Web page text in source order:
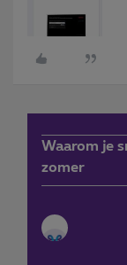
Waarom je
zomer